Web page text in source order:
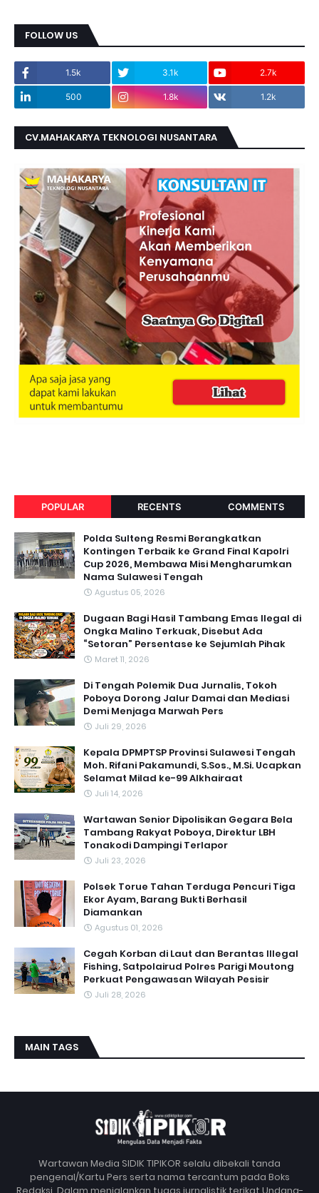
FOLLOW US
1.5k 3.1k 2.7k
500 1.8k 1.2k
CV.MAHAKARYA TEKNOLOGI NUSANTARA
POPULAR RECENTS COMMENTS
Polda Sulteng Resmi Berangkatkan
Kontingen Terbaik ke Grand Final Kapolri
Cup 2026, Membawa Misi Mengharumkan
Nama Sulawesi Tengah
Agustus 05, 2026
Dugaan Bagi Hasil Tambang Emas Ilegal di
Ongka Malino Terkuak, Disebut Ada
“Setoran” Persentase ke Sejumlah Pihak
Maret 11, 2026
Di Tengah Polemik Dua Jurnalis, Tokoh
Poboya Dorong Jalur Damai dan Mediasi
Demi Menjaga Marwah Pers
Juli 29, 2026
Kepala DPMPTSP Provinsi Sulawesi Tengah
Moh. Rifani Pakamundi, S.Sos., M.Si. Ucapkan
Selamat Milad ke-99 Alkhairaat
Juli 14, 2026
‎Wartawan Senior Dipolisikan Gegara Bela
Tambang Rakyat Poboya, Direktur LBH
Tonakodi Dampingi Terlapor
Juli 23, 2026
Polsek Torue Tahan Terduga Pencuri Tiga
Ekor Ayam, Barang Bukti Berhasil
Diamankan
Agustus 01, 2026
Cegah Korban di Laut dan Berantas Illegal
Fishing, Satpolairud Polres Parigi Moutong
Perkuat Pengawasan Wilayah Pesisir
Juli 28, 2026
MAIN TAGS
Wartawan Media SIDIK TIPIKOR selalu dibekali tanda
pengenal/Kartu Pers serta nama tercantum pada Boks